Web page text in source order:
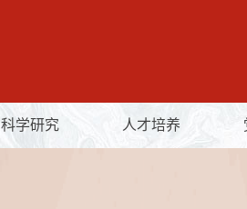
科学研究 人才培养